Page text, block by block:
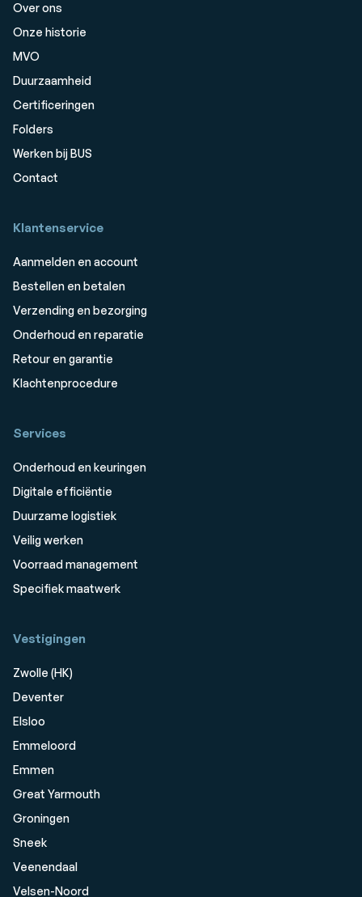
Over ons
Onze historie
MVO
Duurzaamheid
Certificeringen
Folders
Werken bij BUS
Contact
Klantenservice
Aanmelden en account
Bestellen en betalen
Verzending en bezorging
Onderhoud en reparatie
Retour en garantie
Klachtenprocedure
Services
Onderhoud en keuringen
Digitale efficiëntie
Duurzame logistiek
Veilig werken
Voorraad management
Specifiek maatwerk
Vestigingen
Zwolle (HK)
Deventer
Elsloo
Emmeloord
Emmen
Great Yarmouth
Groningen
Sneek
Veenendaal
Velsen-Noord